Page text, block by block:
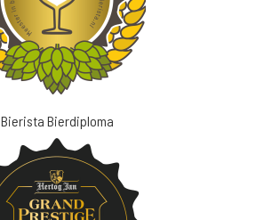
Bierista Bierdiploma